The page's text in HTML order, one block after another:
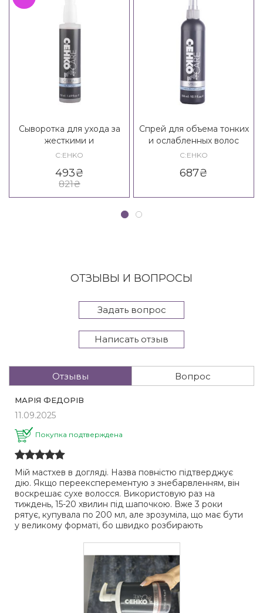
Сыворотка для ухода за
жесткими и
непослушными волосами
Serum
C:EHKO
493₴
821₴
Спрей для объема тонких
и ослабленных волос
C:EHKO Care Prof.
C:EHKO
687₴
ОТЗЫВЫ И ВОПРОСЫ
Задать вопрос
Написать отзыв
Отзывы Вопрос
МАРІЯ ФЕДОРІВ
11.09.2025
Покупка подтверждена
Мій мастхев в догляді. Назва повністю підтверджує
дію. Якщо переексперементую з знебарвленням, він
воскрешає сухе волосся. Використовую раз на
тиждень, 15-20 хвилин під шапочкою. Вже 3 роки
рятує, купувала по 200 мл, але зрозуміла, що має бути
у великому форматі, бо швидко розбирають